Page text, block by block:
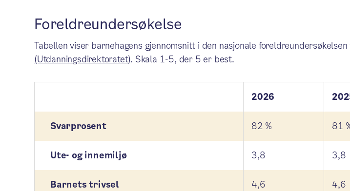
Foreldreundersøkelse
Tabellen viser barnehagens gjennomsnitt i den nasjonale
(Utdanningsdirektoratet). Skala 1-5, der 5 er best.
2026
Svarprosent 82 % 81
Ute- og innemiljø 3,8 3,8
Barnets trivsel 4,6 4,6